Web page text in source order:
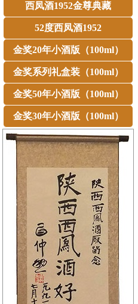
西凤酒1952金尊典藏
52度西凤酒1952
金奖20年小酒版（100ml）
金奖系列礼盒装（100ml）
金奖50年小酒版（100ml）
金奖30年小酒版（100ml）